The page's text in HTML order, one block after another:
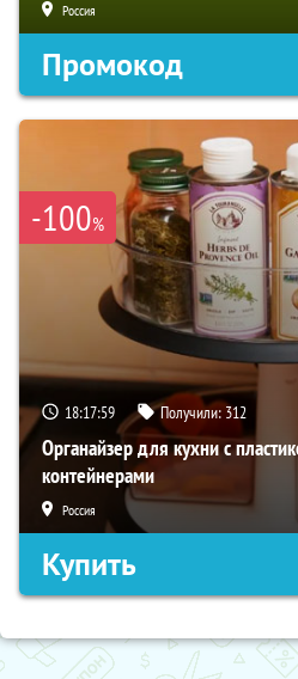
Россия
Промокод
-100%
18:17:57 Получили: 312
Органайзер для кухни с
контейнерами
Россия
Купить